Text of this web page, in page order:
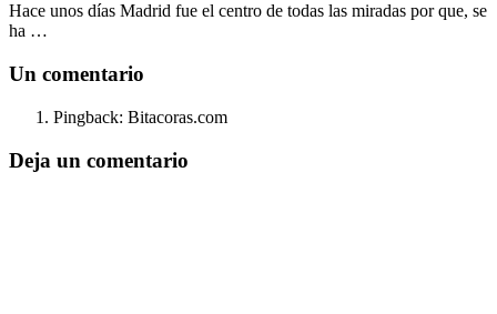
Hace unos días Madrid fue el centro de todas las miradas por que, se
ha …
Un comentario
Pingback: Bitacoras.com
Deja un comentario